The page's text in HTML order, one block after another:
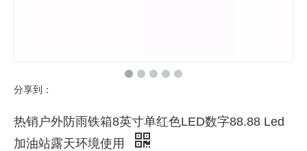
分享到：
热销户外防雨铁箱8英寸单红色LED数字88.88 Led
加油站露天环境使用